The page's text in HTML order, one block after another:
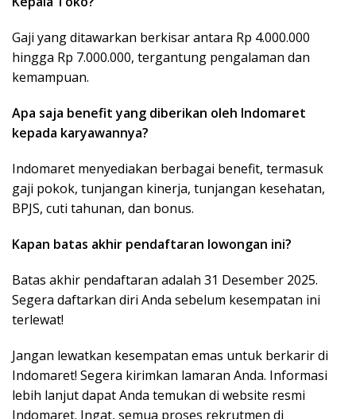
Gaji yang ditawarkan berkisar antara Rp 4.000.000
hingga Rp 7.000.000, tergantung pengalaman dan
kemampuan.
Apa saja benefit yang diberikan oleh Indomaret
kepada karyawannya?
Indomaret menyediakan berbagai benefit, termasuk
gaji pokok, tunjangan kinerja, tunjangan kesehatan,
BPJS, cuti tahunan, dan bonus.
Kapan batas akhir pendaftaran lowongan ini?
Batas akhir pendaftaran adalah 31 Desember 2025.
Segera daftarkan diri Anda sebelum kesempatan ini
terlewat!
Jangan lewatkan kesempatan emas untuk berkarir di
Indomaret! Segera kirimkan lamaran Anda. Informasi
lebih lanjut dapat Anda temukan di website resmi
Indomaret. Ingat, semua proses rekrutmen di